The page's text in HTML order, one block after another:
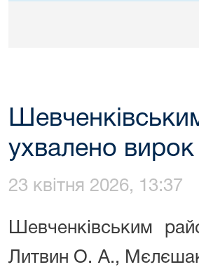
ухвалено вирок
23 квітня 2026, 13:37
Шевченківським
Литвин О. А.,